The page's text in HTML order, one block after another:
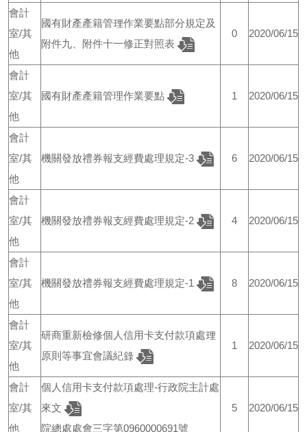
會計
室/其
他
國有財產產籍管理作業要點部分規定及
附件九、附件十一修正對照表
0 2020/06/15
會計
室/其
他
國有財產產籍管理作業要點 1 2020/06/15
會計
室/其
他
機關發放禮券報支經費處理規定-3 6 2020/06/15
會計
室/其
他
機關發放禮券報支經費處理規定-2 4 2020/06/15
會計
室/其
他
機關發放禮券報支經費處理規定-1 8 2020/06/15
會計
室/其
他
研商重新檢修個人信用卡支付款項處理
原則等事宜會議紀錄
1 2020/06/15
會計
室/其
他
個人信用卡支付款項處理-行政院主計處
來文
院總處處會三字第0960000691號
5 2020/06/15